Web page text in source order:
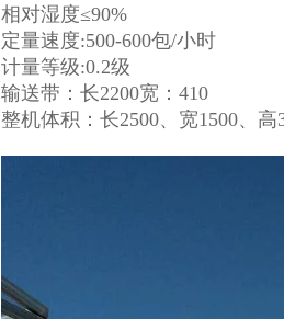
相对湿度≤90%
定量速度:500-600包/小时
计量等级:0.2级
输送带：长2200宽：410
整机体积：长2500、宽1500、